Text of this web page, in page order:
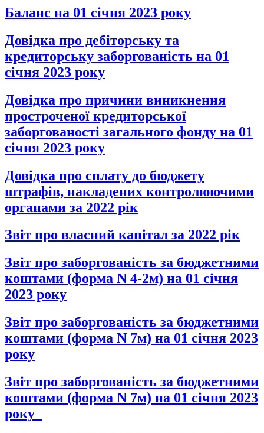
Баланс на 01 січня 2023 року
Довідка про дебіторську та
кредиторську заборгованість на 01
січня 2023 року
Довідка про причини виникнення
простроченої кредиторської
заборгованості загального фонду на 01
січня 2023 року
Довідка про сплату до бюджету
штрафів, накладених контролюючими
органами за 2022 рік
Звіт про власний капітал за 2022 рік
Звіт про заборгованість за бюджетними
коштами (форма N 4-2м) на 01 січня
2023 року
Звіт про заборгованість за бюджетними
коштами (форма N 7м) на 01 січня 2023
року
Звіт про заборгованість за бюджетними
коштами (форма N 7м) на 01 січня 2023
року_